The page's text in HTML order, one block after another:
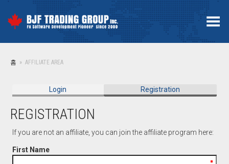
Toggle Menu
홈 » AFFILIATE AREA
Login Registration
REGISTRATION
If you are not an affiliate, you can join the affiliate program here:
First Name